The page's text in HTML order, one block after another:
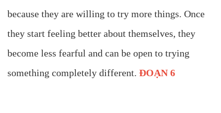
because they are willing to try more things. Once
they start feeling better about themselves, they
become less fearful and can be open to trying
something completely different. ĐOẠN 6